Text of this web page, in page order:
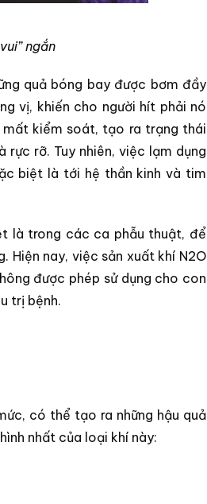
ngắn
quả bóng bay được bơm đầy
vị, khiến cho người hít phải nó
mất kiểm soát, tạo ra trạng thái
rỡ. Tuy nhiên, việc lạm dụng
biệt là tới hệ thần kinh và tim
là trong các ca phẫu thuật, để
Hiện nay, việc sản xuất khí N2O
được phép sử dụng cho con
trị bệnh.
có thể tạo ra những hậu quả
nhất của loại khí này: